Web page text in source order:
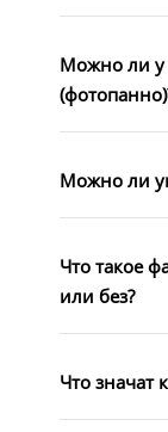
Можно ли у
Можно ли
Что такое
или без?
Что значат